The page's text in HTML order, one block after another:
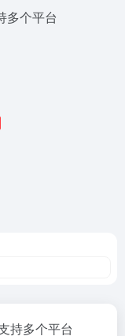
多个平台
持多个平台